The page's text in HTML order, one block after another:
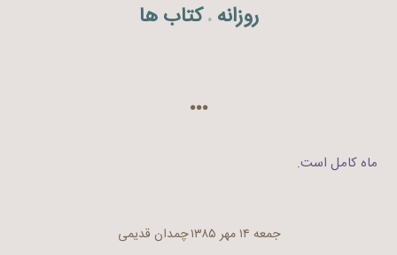
روزانه . کتاب ها
…
ماه کامل است.
جمعه ۱۴ مهر ۱۳۸۵
چمدان قدیمی